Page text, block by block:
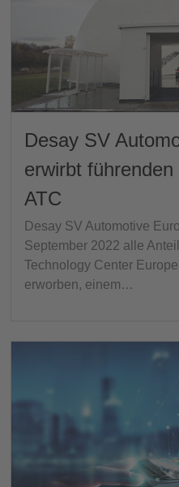
Desay SV
erwirbt
ATC
Desay SV Automotive
September 2022 alle
Technology Center
erworben, einem…